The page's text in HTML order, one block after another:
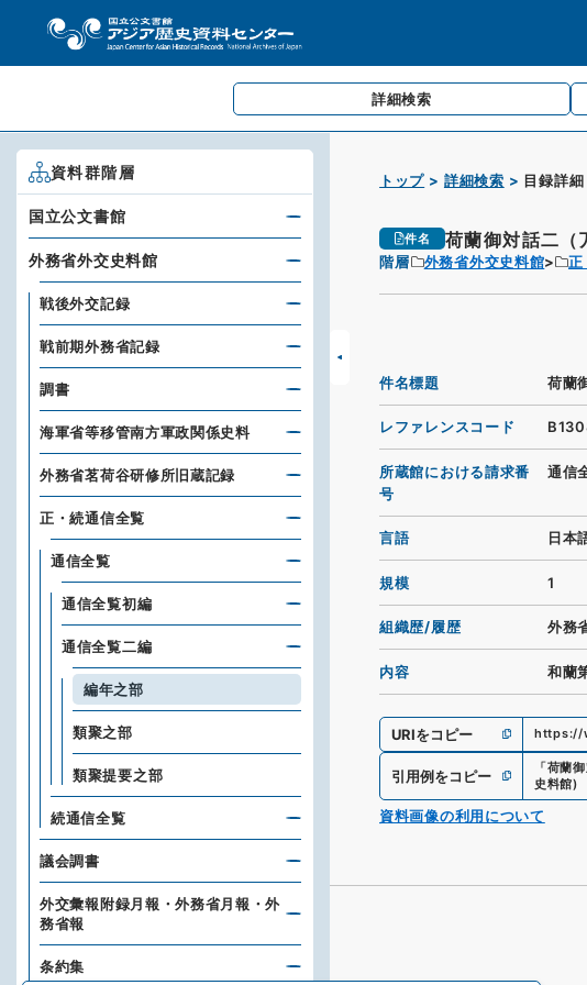
詳細検索
トップ 詳細検索 目録詳細
件名 荷蘭御対話二（
階層 外務省外交史料館 正
件名標題 荷蘭
レファレンスコード
所蔵館における請求番
号
通信
言語 日本
規模 1
組織歴/履歴 外務
内容 和蘭
URIをコピー https://
引用例をコピー 「荷蘭
史料館)
資料画像の利用について
資料群階層
国立公文書館
外務省外交史料館
戦後外交記録
戦前期外務省記録
調書
海軍省等移管南方軍政関係史料
外務省茗荷谷研修所旧蔵記録
正・続通信全覧
通信全覧
通信全覧初編
通信全覧二編
編年之部
類聚之部
類聚提要之部
続通信全覧
議会調書
外交彙報附録月報・外務省月報・外
務省報
条約集